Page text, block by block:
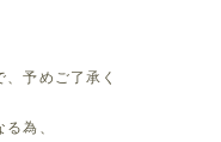
予めご了承く
為、